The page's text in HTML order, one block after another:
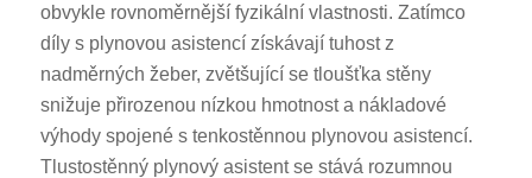
obvykle rovnoměrnější fyzikální vlastnosti. Zatímco
díly s plynovou asistencí získávají tuhost z
nadměrných žeber, zvětšující se tloušťka stěny
snižuje přirozenou nízkou hmotnost a nákladové
výhody spojené s tenkostěnnou plynovou asistencí.
Tlustostěnný plynový asistent se stává rozumnou